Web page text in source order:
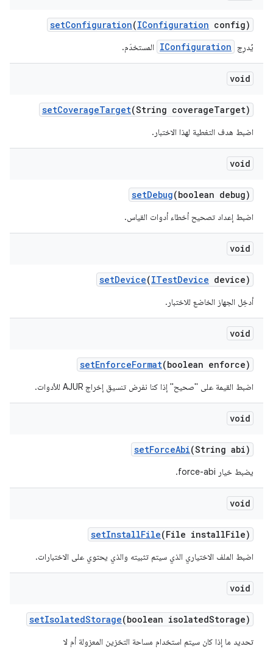
setConfiguration(IConfiguration config)
يُدرِج IConfiguration المستخدَم.
void
setCoverageTarget(String coverageTarget)
اضبط هدف التغطية لهذا الاختبار.
void
setDebug(boolean debug)
اضبط إعداد تصحيح أخطاء أدوات القياس.
void
setDevice(ITestDevice device)
أدخِل الجهاز الخاضع للاختبار.
void
setEnforceFormat(boolean enforce)
اضبط القيمة على "صحيح" إذا كنا نفرض تنسيق إخراج AJUR للأدوات.
void
setForceAbi(String abi)
يضبط خيار force-abi.
void
setInstallFile(File installFile)
اضبط الملف الاختياري الذي سيتم تثبيته والذي يحتوي على الاختبارات.
void
setIsolatedStorage(boolean isolatedStorage)
تحديد ما إذا كان سيتم استخدام مساحة التخزين المعزولة أم لا